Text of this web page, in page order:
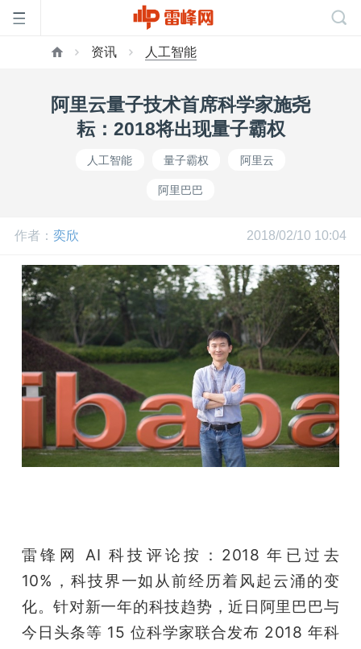
网
活
中
心
资讯 人工智能
阿里云量子技术首席科学家施尧
耘：2018将出现量子霸权
人工智能 量子霸权 阿里云
阿里巴巴
作者： 奕欣 2018/02/10 10:04
雷锋网 AI 科技评论按：2018 年已过去
10%，科技界一如从前经历着风起云涌的变
化。针对新一年的科技趋势，近日阿里巴巴与
今日头条等 15 位科学家联合发布 2018 年科